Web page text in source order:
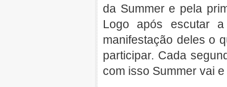
da Summer e pela
Logo após escutar
manifestação deles o
participar. Cada
com isso Summer vai